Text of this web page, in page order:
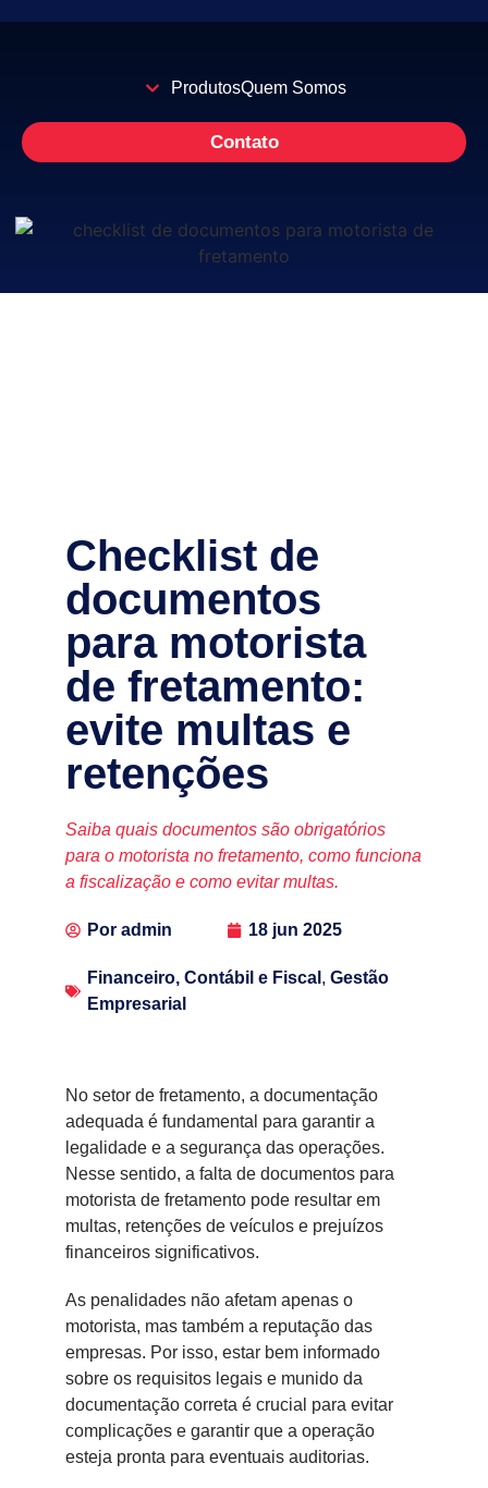
ProdutosQuem Somos
Contato
Checklist de
documentos
para motorista
de fretamento:
evite multas e
retenções
Saiba quais documentos são obrigatórios
para o motorista no fretamento, como funciona
a fiscalização e como evitar multas.
Por admin 18 jun 2025
Financeiro, Contábil e Fiscal , Gestão
Empresarial
No setor de fretamento, a documentação
adequada é fundamental para garantir a
legalidade e a segurança das operações.
Nesse sentido, a falta de documentos para
motorista de fretamento pode resultar em
multas, retenções de veículos e prejuízos
financeiros significativos.
As penalidades não afetam apenas o
motorista, mas também a reputação das
empresas. Por isso, estar bem informado
sobre os requisitos legais e munido da
documentação correta é crucial para evitar
complicações e garantir que a operação
esteja pronta para eventuais auditorias.